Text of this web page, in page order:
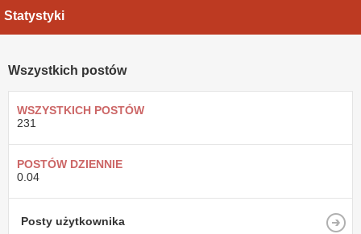
Statystyki
Wszystkich postów
WSZYSTKICH POSTÓW
231
POSTÓW DZIENNIE
0.04
Posty użytkownika